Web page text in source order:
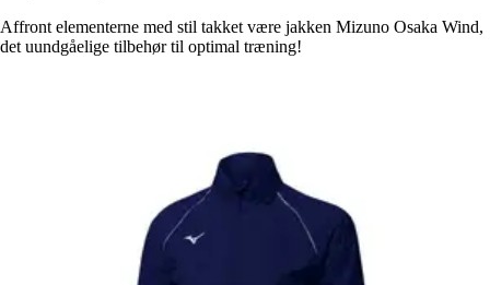
Affront elementerne med stil takket være jakken Mizuno Osaka Wind,
det uundgåelige tilbehør til optimal træning!